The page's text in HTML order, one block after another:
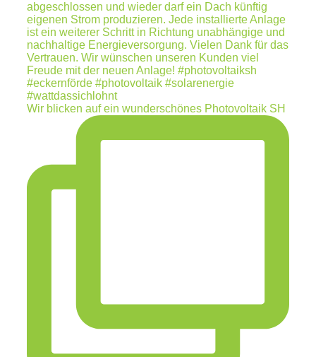
Wir blicken auf ein wunderschönes Photovoltaik SH